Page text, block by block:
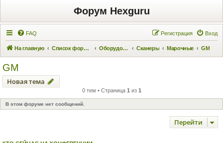
Форум Hexguru
FAQ Вход
Регистрация
На главную Список форумов Оборудование Сканеры Марочные GM
GM
Новая тема
0 тем • Страница 1 из 1
В этом форуме нет сообщений.
Перейти